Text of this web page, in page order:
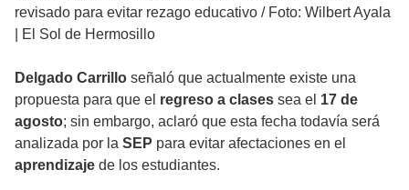
revisado para evitar rezago educativo / Foto: Wilbert Ayala
| El Sol de Hermosillo
Delgado Carrillo señaló que actualmente existe una
propuesta para que el regreso a clases sea el 17 de
agosto; sin embargo, aclaró que esta fecha todavía será
analizada por la SEP para evitar afectaciones en el
aprendizaje de los estudiantes.